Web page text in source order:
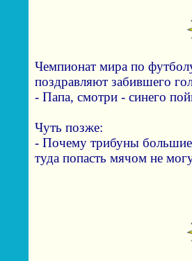
Чемпионат мира по
поздравляют забившего
- Папа, смотри - синего
Чуть позже:
- Почему трибуны
туда попасть мячом не